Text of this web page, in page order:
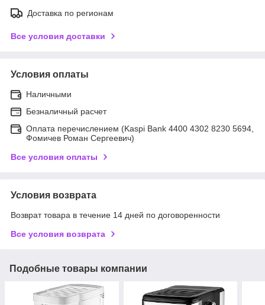
Доставка по регионам
Все условия доставки
Условия оплаты
Наличными
Безналичный расчет
Оплата перечислением (Kaspi Bank 4400 4302 8230 5694,
Фомичев Роман Сергеевич)
Все условия оплаты
Условия возврата
Возврат товара в течение 14 дней по договоренности
Все условия возврата
Подобные товары компании